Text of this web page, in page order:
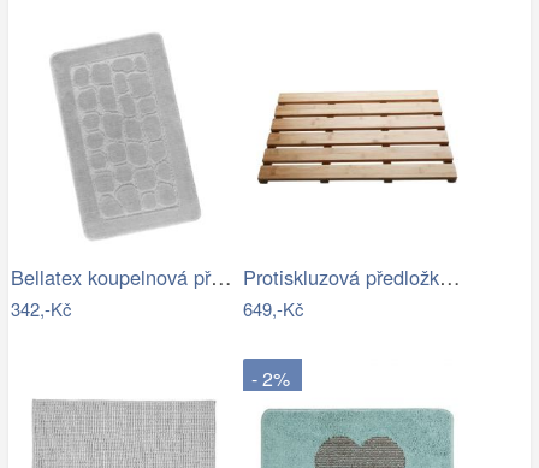
Bellatex koupelnová předložka BANY…
342,-Kč
Protiskluzová předložka do koupelny…
649,-Kč
- 2%